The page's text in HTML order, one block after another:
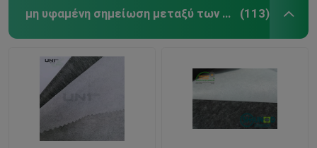
μη υφαμένη σημείωση μεταξύ των γραμμών του κειμένου (113)